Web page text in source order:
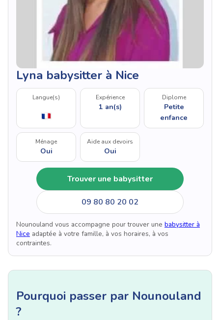
Lyna babysitter à Nice
Langue(s) Expérience
1 an(s)
Diplome
Petite
enfance
Ménage
Oui
Aide aux devoirs
Oui
Trouver une babysitter
09 80 80 20 02
Nounouland vous accompagne pour trouver une babysitter à
Nice adaptée à votre famille, à vos horaires, à vos
contraintes.
Pourquoi passer par Nounouland
?